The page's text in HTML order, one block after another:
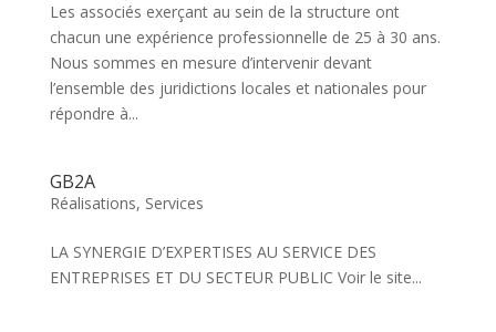
Les associés exerçant au sein de la structure ont
chacun une expérience professionnelle de 25 à 30 ans.
Nous sommes en mesure d’intervenir devant
l’ensemble des juridictions locales et nationales pour
répondre à...
GB2A
Réalisations, Services
LA SYNERGIE D’EXPERTISES AU SERVICE DES
ENTREPRISES ET DU SECTEUR PUBLIC Voir le site...